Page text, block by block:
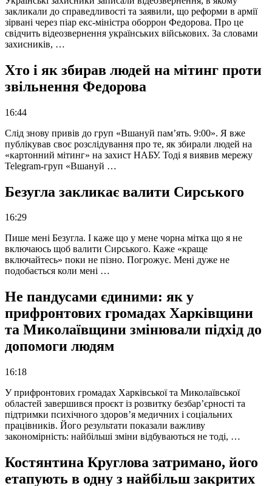
закликали до справедливості та заявили, що реформи в армії
зірвані через піар екс-міністра оборрон Федорова. Про це
свідчить відеозвернення українських військових. За словами
захисників, …
Хто і як збирав людей на мітинг проти
звільнення Федорова
16:44
Слід знову привів до груп «Вшануй пам’ять. 9:00». Я вже
публікував своє розслідування про те, як збирали людей на
«картонний мітинг» на захист НАБУ. Тоді я виявив мережу
Telegram-груп «Вшануй …
Безугла закликає валити Сирського
16:29
Пише мені Безугла. І каже що у мене чорна мітка що я не
включаюсь щоб валити Сирського. Каже «краще
включайтесь» поки не пізно. Погрожує. Мені дуже не
подобається коли мені …
Не пандусами єдиними: як у
прифронтових громадах Харківщини
та Миколаївщини змінювали підхід до
допомоги людям
16:18
У прифронтових громадах Харківської та Миколаївської
областей завершився проєкт із розвитку безбар’єрності та
підтримки психічного здоров’я медичних і соціальних
працівників. Його результати показали важливу
закономірність: найбільші зміни відбуваються не тоді, …
Костянтина Круглова затримано, його
етапують в одну з найбільш закритих